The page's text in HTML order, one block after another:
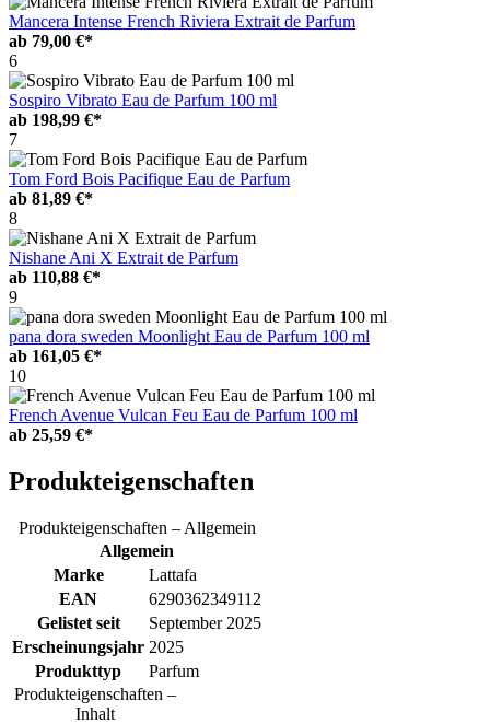
Mancera Intense French Riviera Extrait de Parfum
ab 79,00 €*
6
Sospiro Vibrato Eau de Parfum 100 ml
ab 198,99 €*
7
Tom Ford Bois Pacifique Eau de Parfum
ab 81,89 €*
8
Nishane Ani X Extrait de Parfum
ab 110,88 €*
9
pana dora sweden Moonlight Eau de Parfum 100 ml
ab 161,05 €*
10
French Avenue Vulcan Feu Eau de Parfum 100 ml
ab 25,59 €*
Produkteigenschaften
Produkteigenschaften – Allgemein
Allgemein
Marke
Lattafa
EAN
6290362349112
Gelistet seit
September 2025
Erscheinungsjahr 2025
Produkttyp
Parfum
Produkteigenschaften –
Inhalt